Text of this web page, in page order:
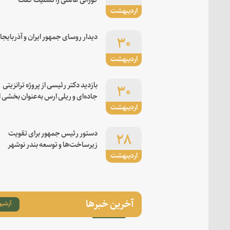
اردیبهشت
اردیبهشت
۳۰ دیدار روسای جمهور ایران و
اردیبهشت
۳۰
بازدید دکتر رئیسی از پروژه ترانزیتی
جاده‌ای و ریلی ارس به‌عنوان بخشی
اردیبهشت
۲۸
دستور رئیس جمهور برای تقویت
زیرساخت‌ها و توسعه بندر نوشهر
آخرین خبرها